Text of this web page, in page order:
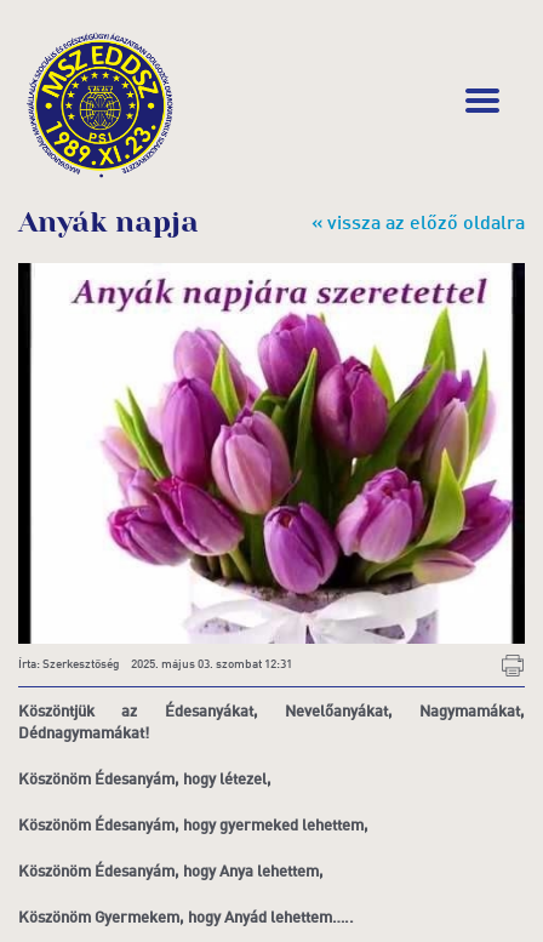
« vissza az előző oldalra
Anyák napja
Írta: Szerkesztőség 2025. május 03. szombat 12:31
Köszöntjük az Édesanyákat, Nevelőanyákat, Nagymamákat,
Dédnagymamákat!
Köszönöm Édesanyám, hogy létezel,
Köszönöm Édesanyám, hogy gyermeked lehettem,
Köszönöm Édesanyám, hogy Anya lehettem,
Köszönöm Gyermekem, hogy Anyád lehettem…..